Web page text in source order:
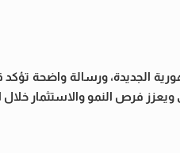
الجديدة، ورسالة واضحة تؤكد
فرص النمو والاستثمار خلال